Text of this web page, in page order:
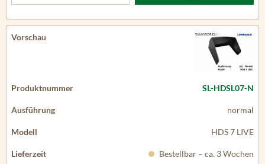
SL-HDSL07-N
normal
HDS 7 LIVE
Bestellbar – ca. 3 Wochen